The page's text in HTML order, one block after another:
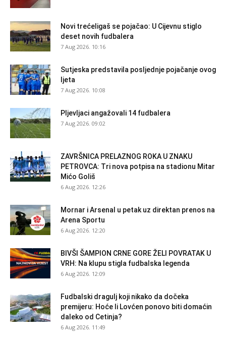
Novi trećeligaš se pojačao: U Cijevnu stiglo
deset novih fudbalera
7 Aug 2026. 10:16
Sutjeska predstavila posljednje pojačanje ovog
ljeta
7 Aug 2026. 10:08
Pljevljaci angažovali 14 fudbalera
7 Aug 2026. 09:02
ZAVRŠNICA PRELAZNOG ROKA U ZNAKU
PETROVCA: Tri nova potpisa na stadionu Mitar
Mićo Goliš
6 Aug 2026. 12:26
Mornar i Arsenal u petak uz direktan prenos na
Arena Sportu
6 Aug 2026. 12:20
BIVŠI ŠAMPION CRNE GORE ŽELI POVRATAK U
VRH: Na klupu stigla fudbalska legenda
6 Aug 2026. 12:09
Fudbalski dragulj koji nikako da dočeka
premijeru: Hoće li Lovćen ponovo biti domaćin
daleko od Cetinja?
6 Aug 2026. 11:49